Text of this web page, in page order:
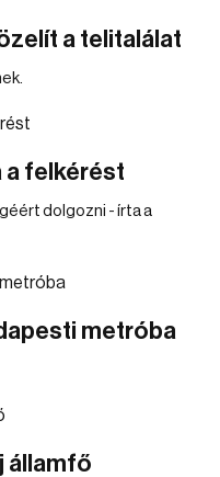
a telitalálat
a felkérést
dolgozni - írta a
metróba
államfő